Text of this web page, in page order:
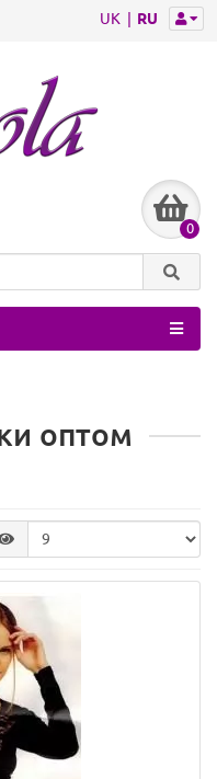
UK RU
0
оптом